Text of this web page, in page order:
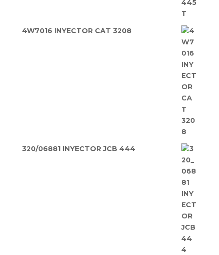
4W7016 INYECTOR CAT 3208
320/06881 INYECTOR JCB 444